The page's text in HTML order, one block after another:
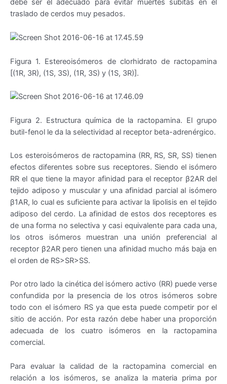
debe ser el adecuado para evitar muertes súbitas en el
traslado de cerdos muy pesados.
Figura 1. Estereoisómeros de clorhidrato de ractopamina
[(1R, 3R), (1S, 3S), (1R, 3S) y (1S, 3R)].
Figura 2. Estructura química de la ractopamina. El grupo
butil-fenol le da la selectividad al receptor beta-adrenérgico.
Los esteroisómeros de ractopamina (RR, RS, SR, SS) tienen
efectos diferentes sobre sus receptores. Siendo el isómero
RR el que tiene la mayor afinidad para el receptor β2AR del
tejido adiposo y muscular y una afinidad parcial al isómero
β1AR, lo cual es suficiente para activar la lipolisis en el tejido
adiposo del cerdo. La afinidad de estos dos receptores es
de una forma no selectiva y casi equivalente para cada una,
los otros isómeros muestran una unión preferencial al
receptor β2AR pero tienen una afinidad mucho más baja en
el orden de RS>SR>SS.
Por otro lado la cinética del isómero activo (RR) puede verse
confundida por la presencia de los otros isómeros sobre
todo con el isómero RS ya que esta puede competir por el
sitio de acción. Por esta razón debe haber una proporción
adecuada de los cuatro isómeros en la ractopamina
comercial.
Para evaluar la calidad de la ractopamina comercial en
relación a los isómeros, se analiza la materia prima por